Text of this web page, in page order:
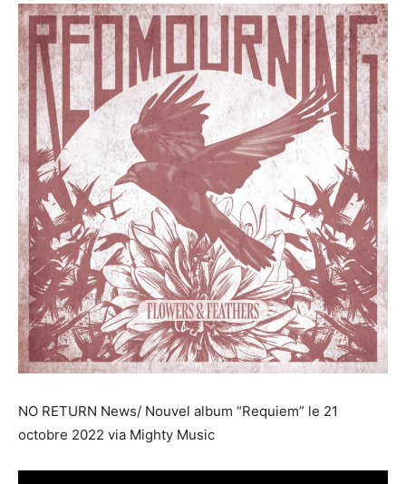
NO RETURN News/ Nouvel album “Requiem” le 21
octobre 2022 via Mighty Music